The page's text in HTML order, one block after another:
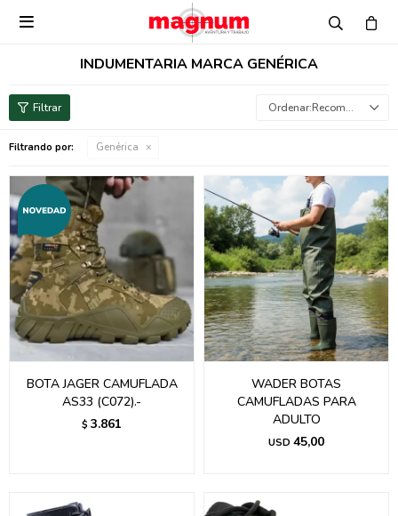

INDUMENTARIA MARCA GENÉRICA
Recomendados
Filtrando por: Genérica
BOTA JAGER CAMUFLADA
AS33 (C072).-
$ 3.861
WADER BOTAS
CAMUFLADAS PARA
ADULTO
USD 45,00